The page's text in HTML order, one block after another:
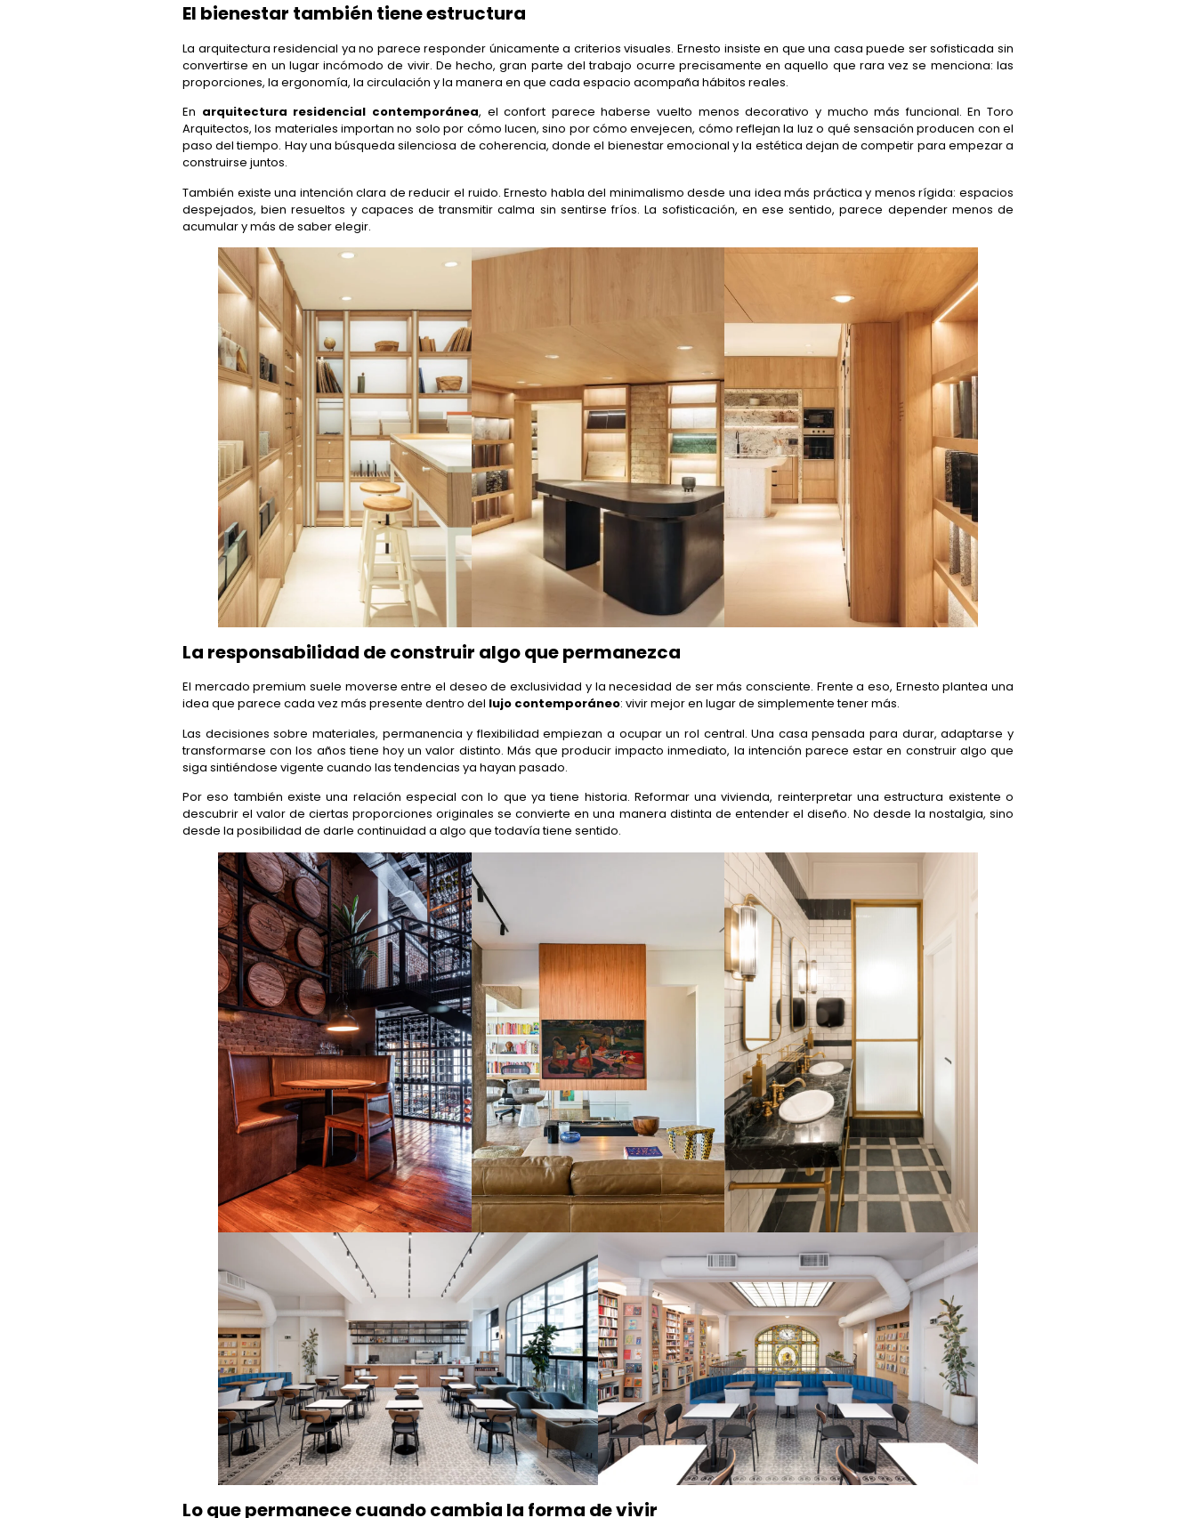
El bienestar también tiene estructura
La arquitectura residencial ya no parece responder únicamente a criterios visuales. Ernesto insiste en que una casa puede ser sofisticada sin
convertirse en un lugar incómodo de vivir. De hecho, gran parte del trabajo ocurre precisamente en aquello que rara vez se menciona: las
proporciones, la ergonomía, la circulación y la manera en que cada espacio acompaña hábitos reales.
En arquitectura residencial contemporánea, el confort parece haberse vuelto menos decorativo y mucho más funcional. En Toro
Arquitectos, los materiales importan no solo por cómo lucen, sino por cómo envejecen, cómo reflejan la luz o qué sensación producen con el
paso del tiempo. Hay una búsqueda silenciosa de coherencia, donde el bienestar emocional y la estética dejan de competir para empezar a
construirse juntos.
También existe una intención clara de reducir el ruido. Ernesto habla del minimalismo desde una idea más práctica y menos rígida: espacios
despejados, bien resueltos y capaces de transmitir calma sin sentirse fríos. La sofisticación, en ese sentido, parece depender menos de
acumular y más de saber elegir.
La responsabilidad de construir algo que permanezca
El mercado premium suele moverse entre el deseo de exclusividad y la necesidad de ser más consciente. Frente a eso, Ernesto plantea una
idea que parece cada vez más presente dentro del lujo contemporáneo: vivir mejor en lugar de simplemente tener más.
Las decisiones sobre materiales, permanencia y flexibilidad empiezan a ocupar un rol central. Una casa pensada para durar, adaptarse y
transformarse con los años tiene hoy un valor distinto. Más que producir impacto inmediato, la intención parece estar en construir algo que
siga sintiéndose vigente cuando las tendencias ya hayan pasado.
Por eso también existe una relación especial con lo que ya tiene historia. Reformar una vivienda, reinterpretar una estructura existente o
descubrir el valor de ciertas proporciones originales se convierte en una manera distinta de entender el diseño. No desde la nostalgia, sino
desde la posibilidad de darle continuidad a algo que todavía tiene sentido.
Lo que permanece cuando cambia la forma de vivir